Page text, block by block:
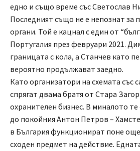
едно и също време със Светослав
Последният също не е непознат за
органи. Той е кацнал с един от
Португалия през февруари 2021.
границата с кола, а Станчев като
вероятно продължават заедно.
Като организатори на схемата със
спрягат двама братя от Стара
охранителен бизнес. В миналото те
до покойния Антон Петров –
в България функционират поне
сходен предмет на действие.